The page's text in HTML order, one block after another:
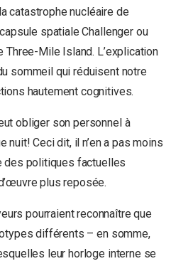
catastrophe nucléaire de
spatiale Challenger ou
Three-Mile Island. L’explication
sommeil qui réduisent notre
hautement cognitives.
obliger son personnel à
nuit! Ceci dit, il n’en a pas moins
des politiques factuelles
plus reposée.
pourraient reconnaître que
différents – en somme,
leur horloge interne se